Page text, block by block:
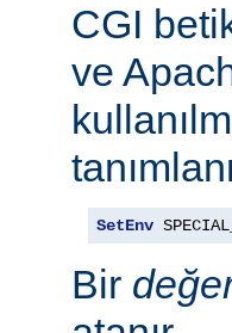
CGI
ve
SetEnv
Bir